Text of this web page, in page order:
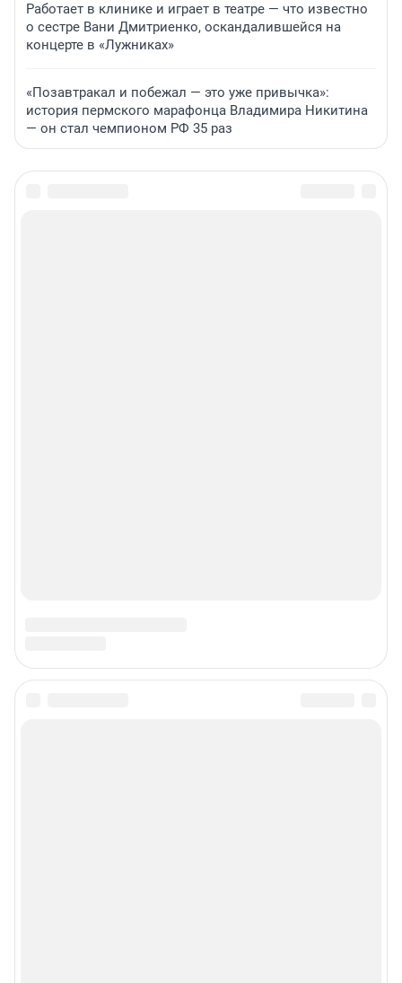
Работает в клинике и играет в театре — что известно
о сестре Вани Дмитриенко, оскандалившейся на
концерте в «Лужниках»
«Позавтракал и побежал — это уже привычка»:
история пермского марафонца Владимира Никитина
— он стал чемпионом РФ 35 раз